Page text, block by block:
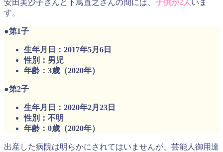
安田美沙子さんと下鳥直之さんの間には、 子供が2人いま
す。
●第1子
生年月日：2017年5月6日
性別：男児
年齢：3歳（2020年）
●第2子
生年月日：2020年2月23日
性別：不明
年齢：0歳（2020年）
出産した病院は明らかにされてはいませんが、芸能人御用達